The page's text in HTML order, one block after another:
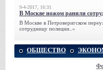
9-4-2017, 16:31
В Москве ножом ранили
В Москве в Петроверигском
сотрудницу полиции..»
ОБЩЕСТВО